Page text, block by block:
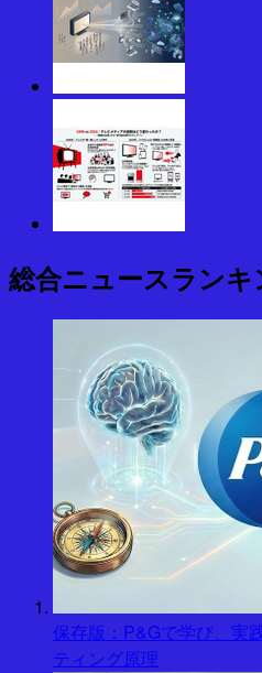
総合ニュースランキ
保存版：P&Gで学び、実
ティング原理